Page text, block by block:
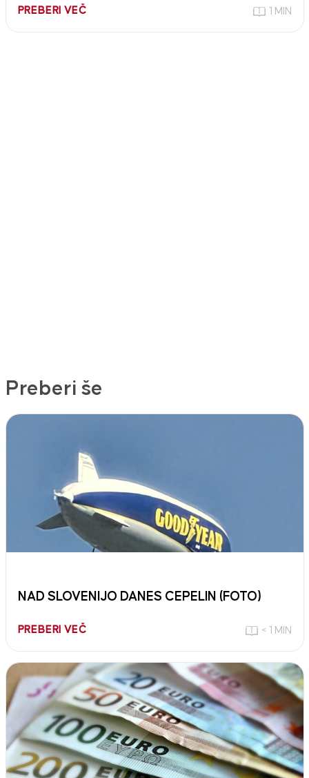
PREBERI VEČ 1 MIN
Preberi še
NAD SLOVENIJO DANES CEPELIN (FOTO)
PREBERI VEČ < 1 MIN